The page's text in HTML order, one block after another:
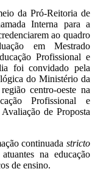
da Pró-Reitoria de
Interna para a
ao quadro
em Mestrado
Profissional e
foi convidado pela
do Ministério da
centro-oeste na
Profissional e
de Proposta
continuada stricto
na educação
de ensino.